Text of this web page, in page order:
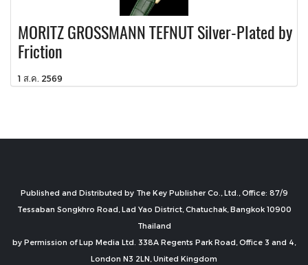
MORITZ GROSSMANN TEFNUT Silver-Plated by
Friction
1 ส.ค. 2569
Published and Distributed by The Key Publisher Co., Ltd., Office: 87/9
Tessaban Songkhro Road, Lad Yao District, Chatuchak, Bangkok 10900
Thailand
by Permission of Lup Media Ltd. 338A Regents Park Road, Office 3 and 4,
London N3 2LN, United Kingdom